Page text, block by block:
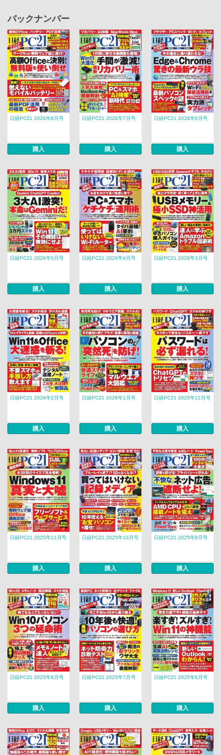
バックナンバー
日経PC21 2026年8月号
購入
日経PC21 2026年7月号
購入
日経PC21 2026年6月号
購入
日経PC21 2026年5月号
購入
日経PC21 2026年4月号
購入
日経PC21 2026年3月号
購入
日経PC21 2026年2月号
購入
日経PC21 2026年1月号
購入
日経PC21 2025年12月号
購入
日経PC21 2025年11月号
購入
日経PC21 2025年10月号
購入
日経PC21 2025年9月号
購入
日経PC21 2025年8月号
購入
日経PC21 2025年7月号
購入
日経PC21 2025年6月号
購入